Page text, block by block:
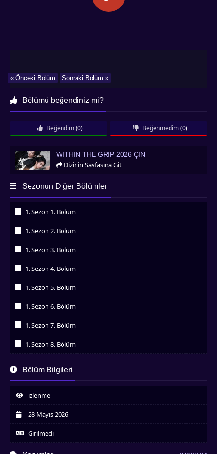
Sonraki Bölüm »
« Önceki Bölüm
Bölümü beğendiniz mi?
Beğendim (0) Beğenmedim (0)
Within the Grip 2026 Çin
WITHIN THE GRIP 2026 ÇIN
Dizinin Sayfasına Git
Sezonun Diğer Bölümleri
1. Sezon 1. Bölüm
1. Sezon 2. Bölüm
1. Sezon 3. Bölüm
1. Sezon 4. Bölüm
1. Sezon 5. Bölüm
1. Sezon 6. Bölüm
1. Sezon 7. Bölüm
1. Sezon 8. Bölüm
İzledim
İzledim
1. Sezon 10. Bölüm
İzledim
İzledim
1. Sezon 12. Bölüm
İzledim
Bölüm Bilgileri
izlenme
28 Mayıs 2026
Girilmedi